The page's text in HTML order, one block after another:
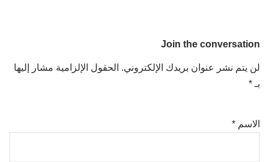
Join the conversation
لن يتم نشر عنوان بريدك الإلكتروني. الحقول الإلزامية مشار إليها
بـ *
الاسم *